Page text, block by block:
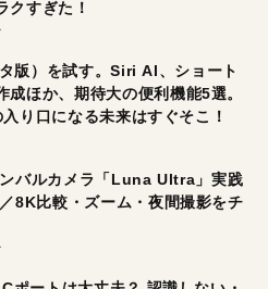
クすぎた！
版）を試す。Siri AI、ショート
成ほか、期待大の便利機能5選。
り口になる未来はすぐそこ！
バルカメラ「Luna Ultra」実践
8K比較・ズーム・夜間撮影をチ